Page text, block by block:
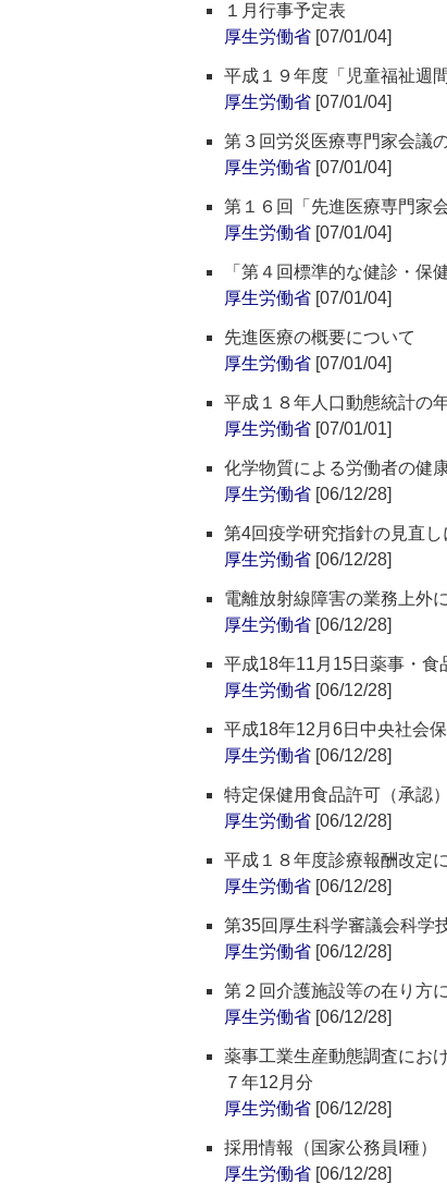
１月行事予定表
厚生労働省 [07/01/04]
平成１９年度「児童福祉週
厚生労働省 [07/01/04]
第３回労災医療専門家会議
厚生労働省 [07/01/04]
第１６回「先進医療専門家
厚生労働省 [07/01/04]
「第４回標準的な健診・保
厚生労働省 [07/01/04]
先進医療の概要について
厚生労働省 [07/01/04]
平成１８年人口動態統計の
厚生労働省 [07/01/01]
化学物質による労働者の健
厚生労働省 [06/12/28]
第4回疫学研究指針の見直
厚生労働省 [06/12/28]
電離放射線障害の業務上外
厚生労働省 [06/12/28]
平成18年11月15日薬事・食
厚生労働省 [06/12/28]
平成18年12月6日中央社会
厚生労働省 [06/12/28]
特定保健用食品許可（承認
厚生労働省 [06/12/28]
平成１８年度診療報酬改定
厚生労働省 [06/12/28]
第35回厚生科学審議会科学
厚生労働省 [06/12/28]
第２回介護施設等の在り方
厚生労働省 [06/12/28]
薬事工業生産動態調査にお
７年12月分
厚生労働省 [06/12/28]
採用情報（国家公務員I種）
厚生労働省 [06/12/28]